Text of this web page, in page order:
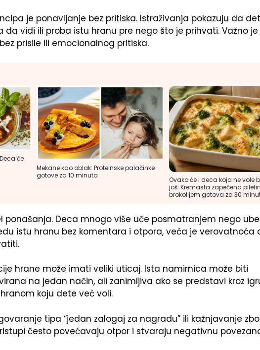
je ponavljanje bez pritiska. Istraživanja pokazuju da
da vidi ili proba istu hranu pre nego što je prihvati. Važno
prisile ili emocionalnog pritiska.
će
Mekane kao oblak: Proteinske palačinke
gotove za 10 minuta
Ovako će i deca koja ne vole
još: Kremasta zapečena
brokolijem gotova za 30
ponašanja. Deca mnogo više uče posmatranjem nego
istu hranu bez komentara i otpora, veća je verovatnoća
hrane može imati veliki uticaj. Ista namirnica može biti
na jedan način, ali zanimljiva ako se predstavi kroz
koju dete već voli.
tipa “jedan zalogaj za nagradu” ili kažnjavanje
često povećavaju otpor i stvaraju negativnu